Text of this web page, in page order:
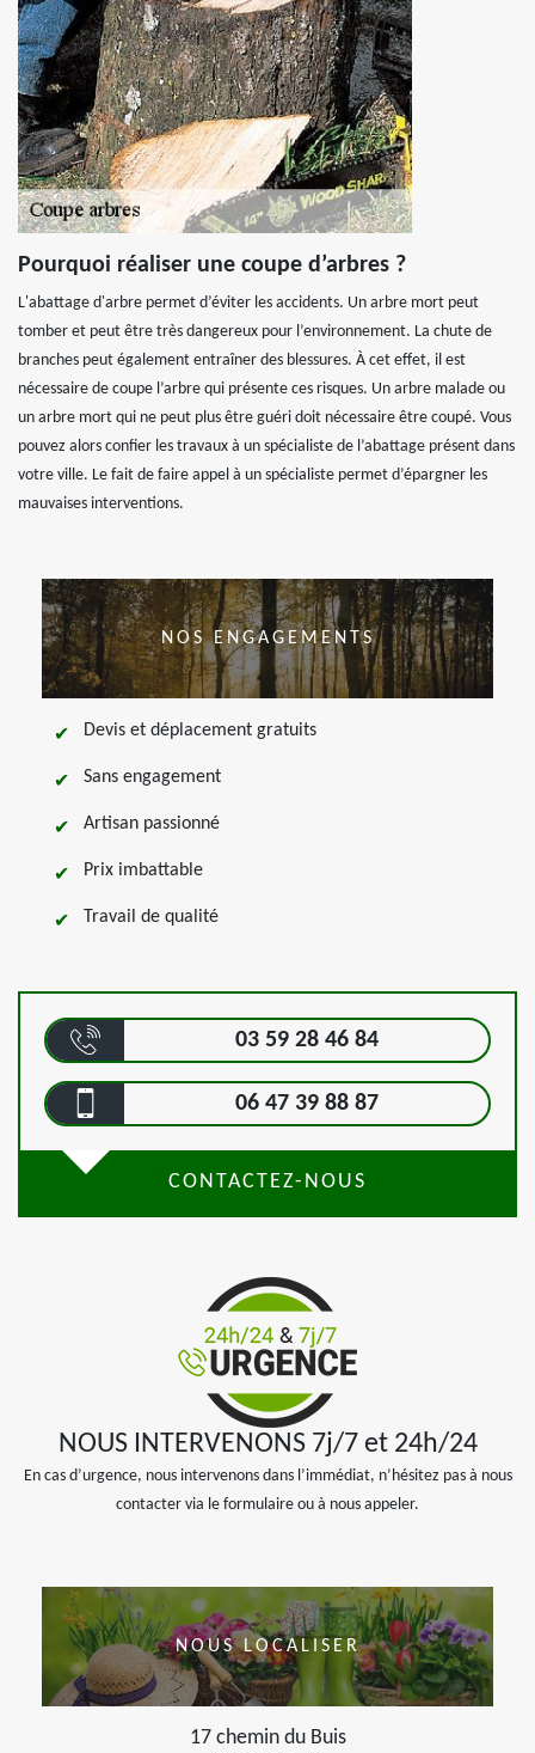
Pourquoi réaliser une coupe d’arbres ?
L'abattage d'arbre permet d’éviter les accidents. Un arbre mort peut
tomber et peut être très dangereux pour l’environnement. La chute de
branches peut également entraîner des blessures. À cet effet, il est
nécessaire de coupe l’arbre qui présente ces risques. Un arbre malade ou
un arbre mort qui ne peut plus être guéri doit nécessaire être coupé. Vous
pouvez alors confier les travaux à un spécialiste de l’abattage présent dans
votre ville. Le fait de faire appel à un spécialiste permet d’épargner les
mauvaises interventions.
NOS ENGAGEMENTS
Devis et déplacement gratuits
Sans engagement
Artisan passionné
Prix imbattable
Travail de qualité
03 59 28 46 84
06 47 39 88 87
CONTACTEZ-NOUS
NOUS INTERVENONS 7j/7 et 24h/24
En cas d’urgence, nous intervenons dans l’immédiat, n’hésitez pas à nous
contacter via le formulaire ou à nous appeler.
NOUS LOCALISER
17 chemin du Buis